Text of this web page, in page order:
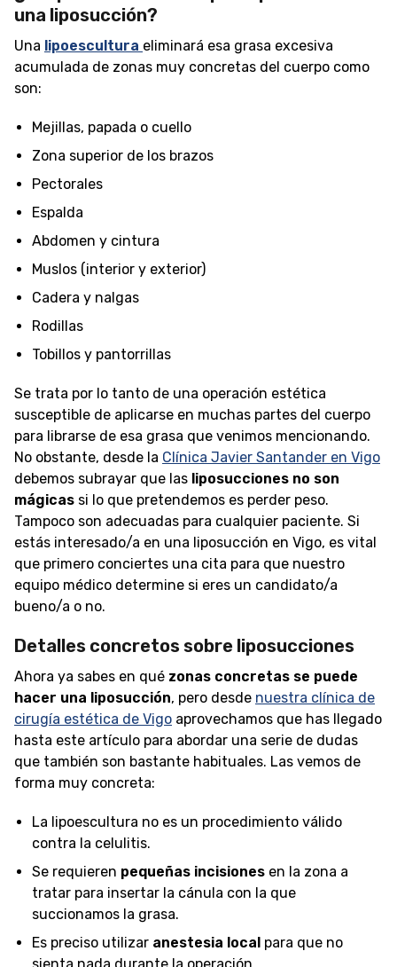
una liposucción?
Una lipoescultura eliminará esa grasa excesiva
acumulada de zonas muy concretas del cuerpo como
son:
Mejillas, papada o cuello
Zona superior de los brazos
Pectorales
Espalda
Abdomen y cintura
Muslos (interior y exterior)
Cadera y nalgas
Rodillas
Tobillos y pantorrillas
Se trata por lo tanto de una operación estética
susceptible de aplicarse en muchas partes del cuerpo
para librarse de esa grasa que venimos mencionando.
No obstante, desde la Clínica Javier Santander en Vigo
debemos subrayar que las liposucciones no son
mágicas si lo que pretendemos es perder peso.
Tampoco son adecuadas para cualquier paciente. Si
estás interesado/a en una liposucción en Vigo, es vital
que primero conciertes una cita para que nuestro
equipo médico determine si eres un candidato/a
bueno/a o no.
Detalles concretos sobre liposucciones
Ahora ya sabes en qué zonas concretas se puede
hacer una liposucción, pero desde nuestra clínica de
cirugía estética de Vigo aprovechamos que has llegado
hasta este artículo para abordar una serie de dudas
que también son bastante habituales. Las vemos de
forma muy concreta:
La lipoescultura no es un procedimiento válido
contra la celulitis.
Se requieren pequeñas incisiones en la zona a
tratar para insertar la cánula con la que
succionamos la grasa.
Es preciso utilizar anestesia local para que no